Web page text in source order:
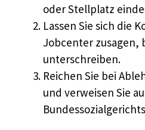
oder Stellplatz
Lassen Sie sich die
Jobcenter zusagen,
unterschreiben.
Reichen Sie bei
und verweisen Sie